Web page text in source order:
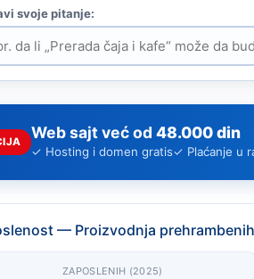
Web sajt već od 48.000 din
✓ Hosting i domen gratis✓ Plaćanje u
— Proizvodnja
ZAPOSLENIH (2025)